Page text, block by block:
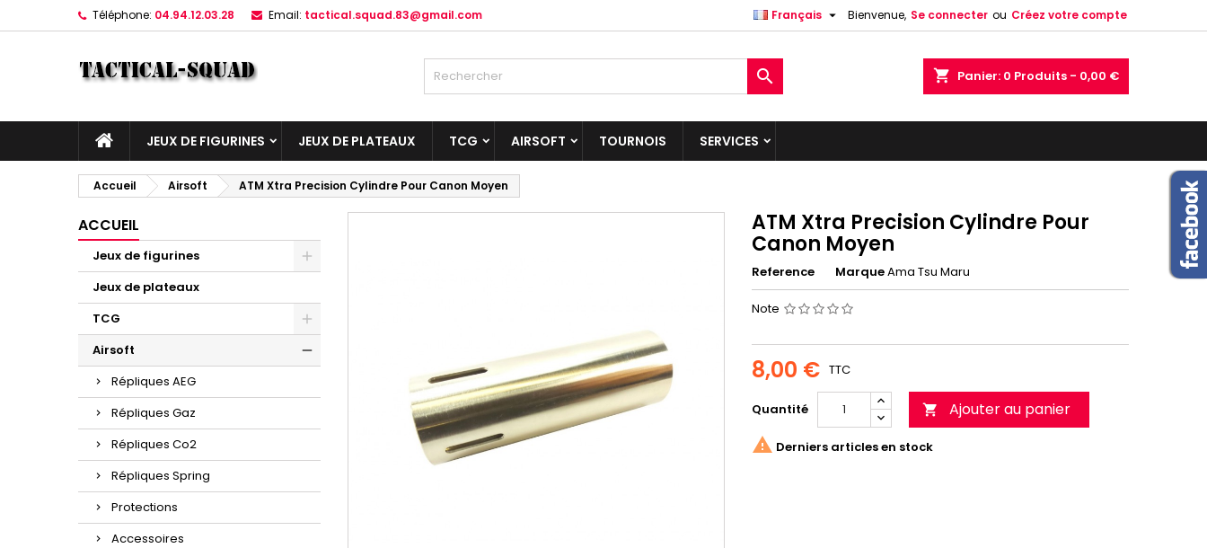
Téléphone: 04.94.12.03.28 Email: tactical.squad.83@gmail.com Bienvenue, Se connecter ou Créez votre compte
Français 
shopping_cart Panier: 0 Produits - 0,00 €

JEUX DE FIGURINES JEUX DE PLATEAUX TCG AIRSOFT TOURNOIS SERVICES
Accueil Airsoft ATM Xtra Precision Cylindre Pour Canon Moyen
ACCUEIL
Jeux de figurines
Jeux de plateaux
TCG
Airsoft
Répliques AEG
Répliques Gaz
Répliques Co2
Répliques Spring
Protections
Accessoires
ATM Xtra Precision Cylindre Pour
Canon Moyen
Reference MarqueAma Tsu Maru
Note
8,00 € TTC
Quantité  Ajouter au panier
 Derniers articles en stock